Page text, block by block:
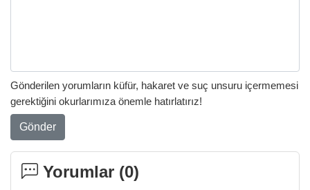
Gönderilen yorumların küfür, hakaret ve suç unsuru içermemesi
gerektiğini okurlarımıza önemle hatırlatırız!
Gönder
Yorumlar (0)